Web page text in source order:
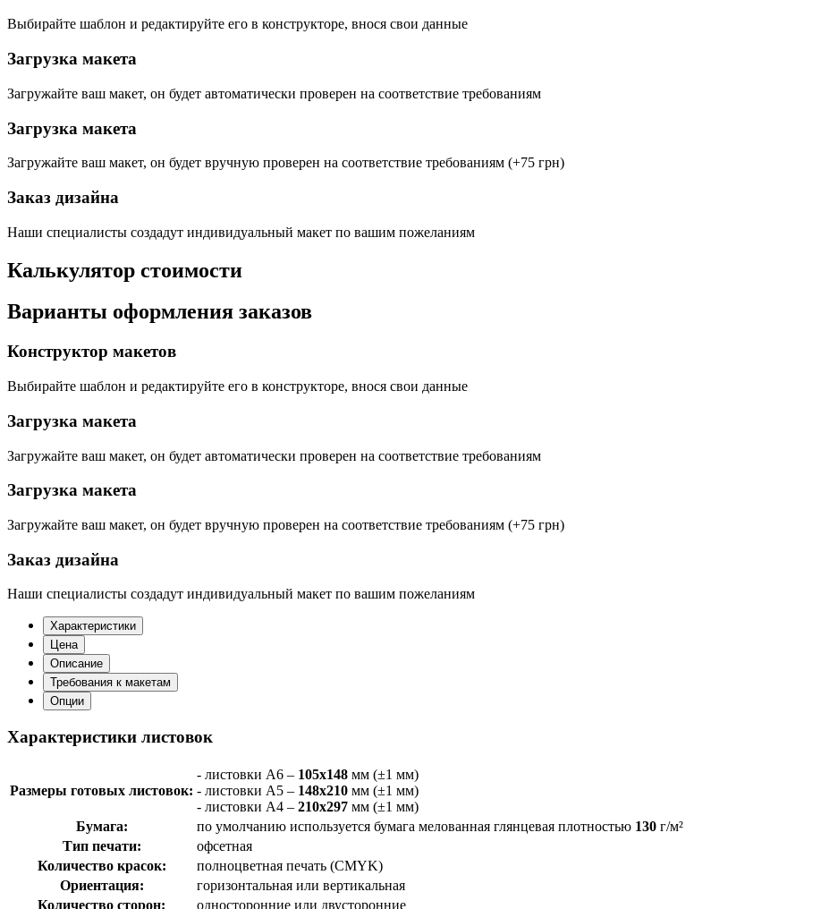
Выбирайте шаблон и редактируйте его в конструкторе, внося свои данные
Загрузка макета
Загружайте ваш макет, он будет автоматически проверен на соответствие требованиям
Загрузка макета
Загружайте ваш макет, он будет вручную проверен на соответствие требованиям (+75 грн)
Заказ дизайна
Наши специалисты создадут индивидуальный макет по вашим пожеланиям
Калькулятор стоимости
Варианты оформления заказов
Конструктор макетов
Выбирайте шаблон и редактируйте его в конструкторе, внося свои данные
Загрузка макета
Загружайте ваш макет, он будет автоматически проверен на соответствие требованиям
Загрузка макета
Загружайте ваш макет, он будет вручную проверен на соответствие требованиям (+75 грн)
Заказ дизайна
Наши специалисты создадут индивидуальный макет по вашим пожеланиям
Характеристики
Цена
Описание
Требования к макетам
Опции
Характеристики листовок
Размеры готовых листовок:
- листовки А6 – 105х148 мм (±1 мм)
- листовки А5 – 148х210 мм (±1 мм)
- листовки А4 – 210х297 мм (±1 мм)
Бумага:
по умолчанию используется бумага мелованная глянцевая плотностью 130 г/м²
Тип печати:
офсетная
Количество красок:
полноцветная печать (CMYK)
Ориентация:
горизонтальная или вертикальная
Количество сторон:
односторонние или двусторонние